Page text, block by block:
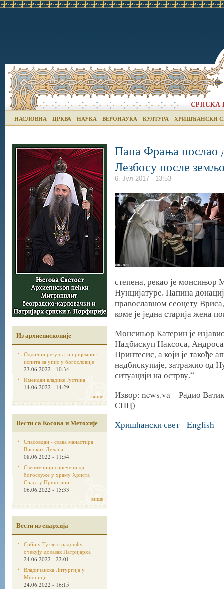
НАСЛОВНА ЦРКВА НАУКА ВЕРОНАУКА КУЛТУРА ХРИШЋАНСКИ
Из архиепископије
Одлични резултати пријемног
испита за упис у богословије
23.06.2022 - 10:34
Имендан владике Јустина
14.06.2022 - 14:29
више
Вести са Косова и Метохије
Спасовдан - слава манастира
Високих Дечана
08.06.2022 - 11:54
Свештеници спречени да
богослуже у храму Христа
Спаса у Приштини
06.06.2022 - 15:33
више
Вести из епархија
Срби у Тузли с радошћу
очекују долазак Патријарха
24.06.2022 - 22:01
Владичанска Литургија у
Мионици
24.06.2022 - 16:15
Папа Фрања послао
Лезбосу после
6. Јул 2017 - 13:53
степена, рекао је монсињор
Нунцијатуре. Папина
православном сеоцету
коме је једна старија жена
Монсињор Катерин је
Надбискуп Наксоса,
Принтесис, а који је такође
надбискупије, затражио од
ситуацији на острву.“
Извор: news.va – Радио
СПЦ)
Хришћански свет | English